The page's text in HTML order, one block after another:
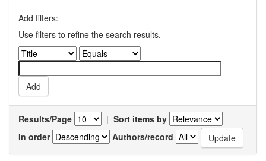
Add filters:
Use filters to refine the search results.
Results/Page | Sort items by
In order
Authors/record